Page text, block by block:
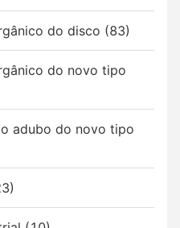
do disco (83)
do novo tipo
adubo do novo tipo